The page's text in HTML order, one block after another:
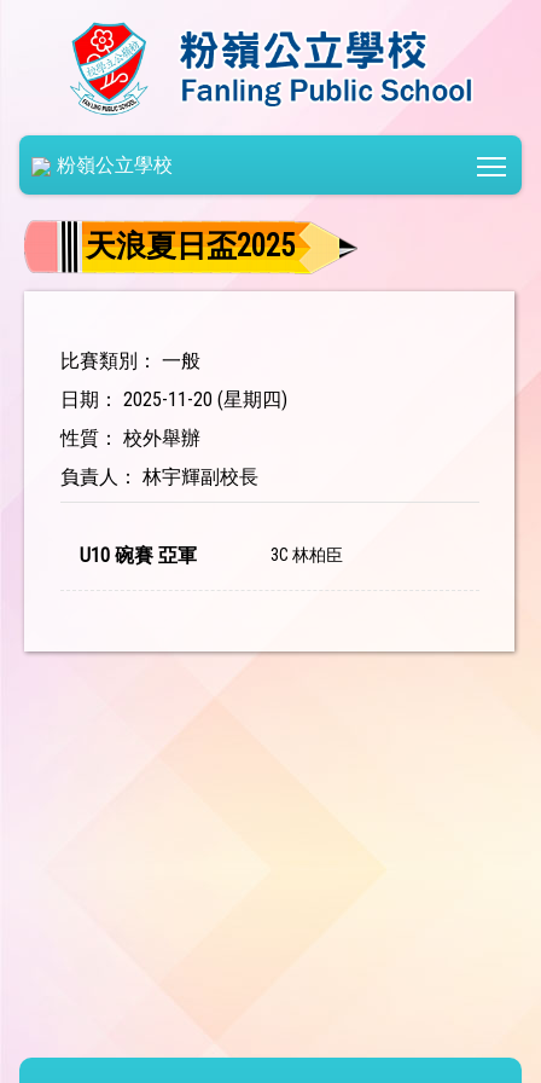
粉嶺公立學校
天浪夏日盃2025
比賽類別： 一般
日期： 2025-11-20 (星期四)
性質： 校外舉辦
負責人： 林宇輝副校長
U10 碗賽 亞軍 3C 林柏臣